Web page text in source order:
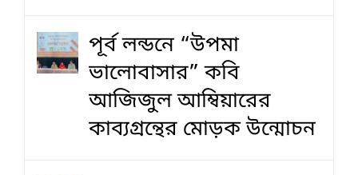
পূর্ব লন্ডনে “উপমা
ভালোবাসার” কবি
আজিজুল আম্বিয়ারের
কাব্যগ্রন্থের মোড়ক উন্মোচন